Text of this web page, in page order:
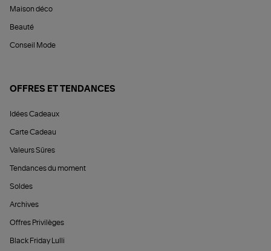
Maison déco
Beauté
Conseil Mode
OFFRES ET TENDANCES
Idées Cadeaux
Carte Cadeau
Valeurs Sûres
Tendances du moment
Soldes
Archives
Offres Privilèges
Black Friday Lulli